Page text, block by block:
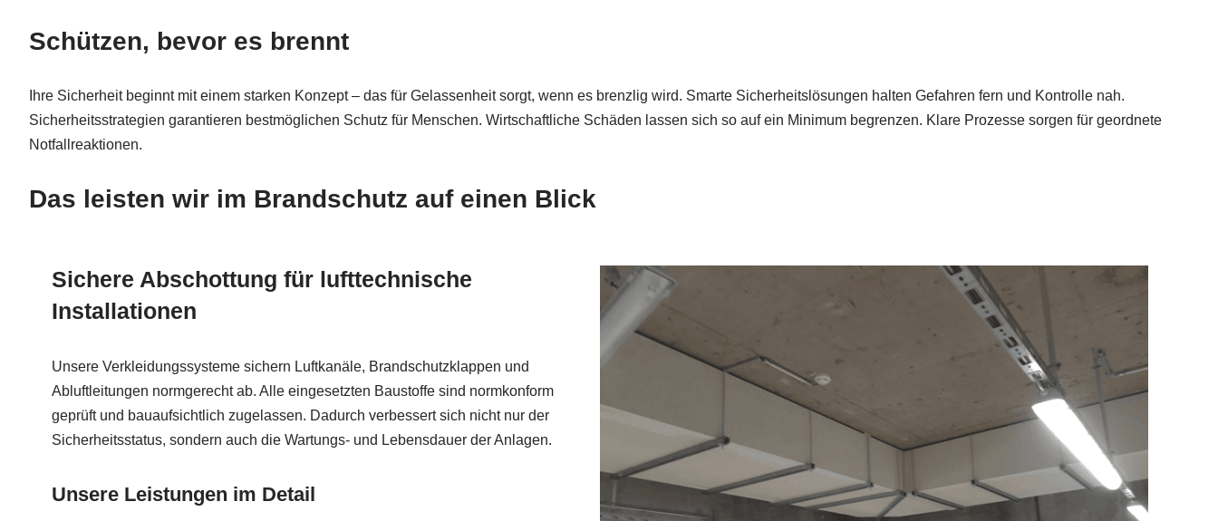
Schützen, bevor es brennt
Ihre Sicherheit beginnt mit einem starken Konzept – das für Gelassenheit sorgt, wenn es brenzlig wird. Smarte Sicherheitslösungen halten Gefahren fern und Kontrolle nah.
Sicherheitsstrategien garantieren bestmöglichen Schutz für Menschen. Wirtschaftliche Schäden lassen sich so auf ein Minimum begrenzen. Klare Prozesse sorgen für geordnete
Notfallreaktionen.
Das leisten wir im Brandschutz auf einen Blick
Sichere Abschottung für lufttechnische
Installationen
Unsere Verkleidungssysteme sichern Luftkanäle, Brandschutzklappen und
Abluftleitungen normgerecht ab. Alle eingesetzten Baustoffe sind normkonform
geprüft und bauaufsichtlich zugelassen. Dadurch verbessert sich nicht nur der
Sicherheitsstatus, sondern auch die Wartungs- und Lebensdauer der Anlagen.
Unsere Leistungen im Detail